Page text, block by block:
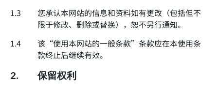
1.3
您承认本网站的信息和资料如有更改（包括但不
限于修改、删除或替换），恕不另行通知。
1.4
该“使用本网站的一般条款”条款应在本使用条
款终止后继续有效。
2. 保留权利